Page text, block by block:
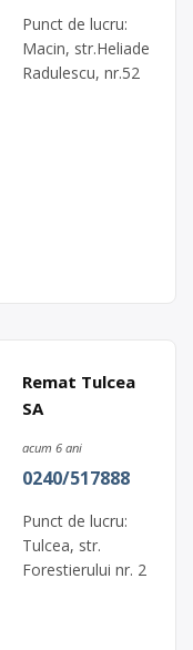
Punct de lucru:
Macin, str.Heliade
Radulescu, nr.52
Remat Tulcea
SA
acum 6 ani
0240/517888
Punct de lucru:
Tulcea, str.
Forestierului nr. 2